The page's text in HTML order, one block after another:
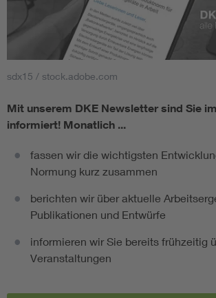
sdx15 / stock.adobe.com
Mit unserem DKE Newsletter sind Sie
informiert! Monatlich ...
fassen wir die wichtigsten
Normung kurz zusammen
berichten wir über aktuelle
Publikationen und Entwürfe
informieren wir Sie bereits frühzeitig
Veranstaltungen